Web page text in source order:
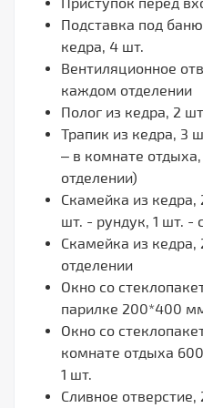
Подставка под
кедра, 4 шт.
Вентиляционное
каждом отделении
Полог из кедра, 2
Трапик из кедра, 3
– в комнате
отделении)
Скамейка из кедра,
шт. - рундук, 1 шт. -
Скамейка из
отделении
Окно со
парилке 200*400
Окно со
комнате отдыха
1 шт.
Сливное отверстие,